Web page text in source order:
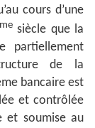
cours d’une
siècle que la
partiellement
de la
bancaire est
et contrôlée
et soumise au